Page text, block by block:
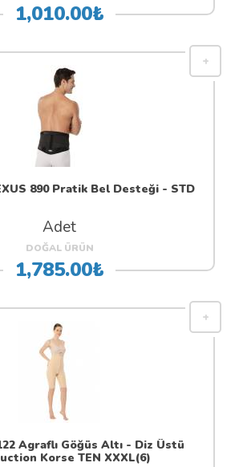
1,010.00₺
890 Pratik Bel Desteği - STD
Adet
DOĞAL ÜRÜN
1,785.00₺
Agraflı Göğüs Altı - Diz Üstü
Korse TEN XXXL(6)